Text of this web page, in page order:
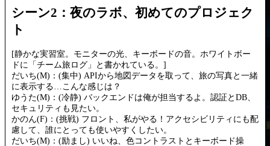
シーン2：夜のラボ、初めてのプロジェク
ト
[静かな実習室。モニターの光、キーボードの音。ホワイトボー
ドに「チーム旅ログ」と書かれている。]
だいち(M)：(集中) APIから地図データを取って、旅の写真と一緒
に表示する…こんな感じは？
ゆうた(M)：(冷静) バックエンドは俺が担当するよ。認証とDB、
セキュリティも見たい。
かのん(F)：(挑戦) フロント、私がやる！アクセシビリティにも配
慮して、誰にとっても使いやすくしたい。
だいち(M)：(励まし) いいね、色コントラストとキーボード操